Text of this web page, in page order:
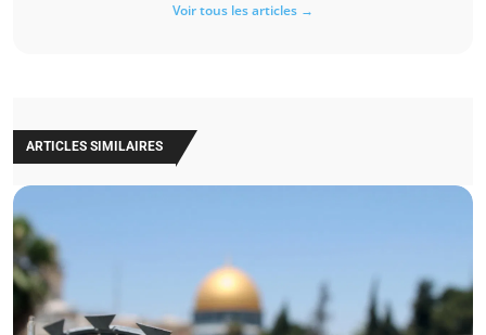
Voir tous les articles →
ARTICLES SIMILAIRES